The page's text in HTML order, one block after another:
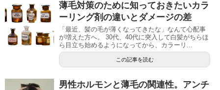
薄毛対策のために知っておきたいカラ
ーリング剤の違いとダメージの差
「最近、髪の毛が薄くなってきたな」なんて心配事
が増えた方へ。 30代、40代に突入して白髪がちらほ
ら目立ち始めるようになってから、カラーリ...
この記事を読む
男性ホルモンと薄毛の関連性。アンチ